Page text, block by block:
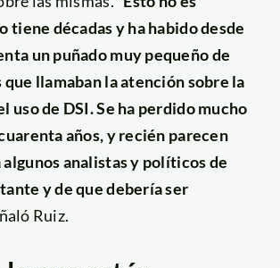
tiene décadas y ha habido desde
un puñado muy pequeño de
llamaban la atención sobre la
uso de DSI. Se ha perdido mucho
años, y recién parecen
analistas y políticos de
y de que debería ser
Ruiz.